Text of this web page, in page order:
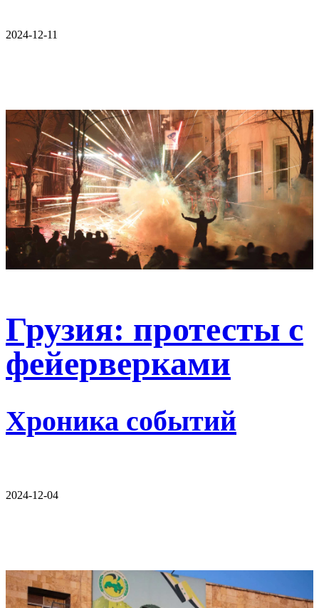
2024-12-11
Грузия: протесты с
фейерверками
Хроника событий
2024-12-04